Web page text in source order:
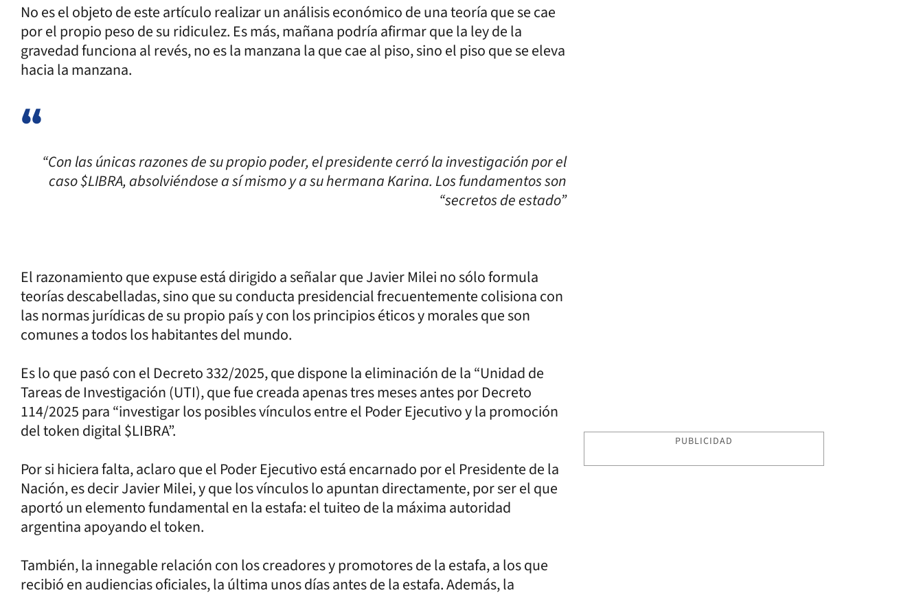
No es el objeto de este artículo realizar un análisis económico de una teoría que se cae
por el propio peso de su ridiculez. Es más, mañana podría afirmar que la ley de la
gravedad funciona al revés, no es la manzana la que cae al piso, sino el piso que se eleva
hacia la manzana.
“Con las únicas razones de su propio poder, el presidente cerró la investigación por el
caso $LIBRA, absolviéndose a sí mismo y a su hermana Karina. Los fundamentos son
“secretos de estado”
El razonamiento que expuse está dirigido a señalar que Javier Milei no sólo formula
teorías descabelladas, sino que su conducta presidencial frecuentemente colisiona con
las normas jurídicas de su propio país y con los principios éticos y morales que son
comunes a todos los habitantes del mundo.
Es lo que pasó con el Decreto 332/2025, que dispone la eliminación de la “Unidad de
Tareas de Investigación (UTI), que fue creada apenas tres meses antes por Decreto
114/2025 para “investigar los posibles vínculos entre el Poder Ejecutivo y la promoción
del token digital $LIBRA”.
Por si hiciera falta, aclaro que el Poder Ejecutivo está encarnado por el Presidente de la
Nación, es decir Javier Milei, y que los vínculos lo apuntan directamente, por ser el que
aportó un elemento fundamental en la estafa: el tuiteo de la máxima autoridad
argentina apoyando el token.
También, la innegable relación con los creadores y promotores de la estafa, a los que
recibió en audiencias oficiales, la última unos días antes de la estafa. Además, la
PUBLICIDAD